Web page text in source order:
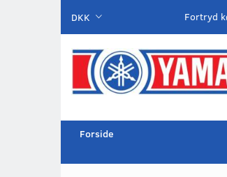
DKK Fortryd
Forside